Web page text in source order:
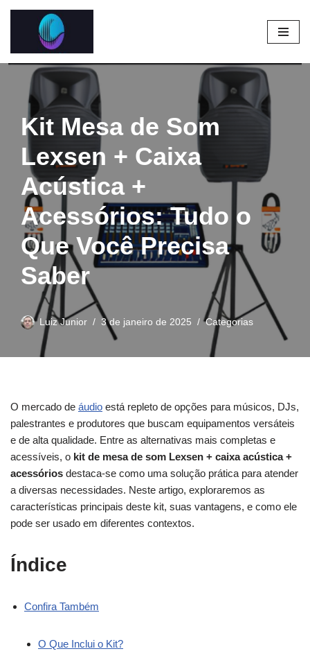
para
conteúdo
Kit Mesa de Som
Lexsen + Caixa
Acústica +
Acessórios: Tudo o
Que Você Precisa
Saber
Luiz Junior 3 de janeiro de 2025 Categorias
O mercado de áudio está repleto de opções para músicos, DJs,
palestrantes e produtores que buscam equipamentos versáteis
e de alta qualidade. Entre as alternativas mais completas e
acessíveis, o kit de mesa de som Lexsen + caixa acústica +
acessórios destaca-se como uma solução prática para atender
a diversas necessidades. Neste artigo, exploraremos as
características principais deste kit, suas vantagens, e como ele
pode ser usado em diferentes contextos.
Índice
Confira Também
O Que Inclui o Kit?